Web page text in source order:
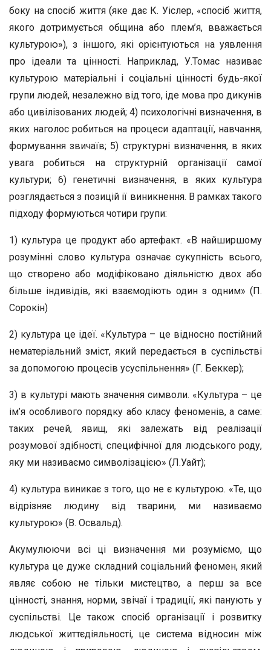
боку на спосіб життя (яке дає К. Уіслер, «спосіб життя,
якого дотримується община або плем’я, вважається
культурою»), з іншого, які орієнтуються на уявлення
про ідеали та цінності. Наприклад, У.Томас називає
культурою матеріальні і соціальні цінності будь-якої
групи людей, незалежно від того, іде мова про дикунів
або цивілізованих людей; 4) психологічні визначення, в
яких наголос робиться на процеси адаптації, навчання,
формування звичаїв; 5) структурні визначення, в яких
увага робиться на структурній організації самої
культури; 6) генетичні визначення, в яких культура
розглядається з позицій ії виникнення. В рамках такого
підходу формуються чотири групи:
1) культура це продукт або артефакт. «В найширшому
розумінні слово культура означає сукупність всього,
що створено або модіфіковано діяльністю двох або
більше індивідів, які взаємодіють один з одним» (П.
Сорокін)
2) культура це ідеї. «Культура – це відносно постійний
нематеріальний зміст, який передається в суспільстві
за допомогою процесів усуспільнення» (Г. Беккер);
3) в культурі мають значення символи. «Культура – це
ім’я особливого порядку або класу феноменів, а саме:
таких речей, явищ, які залежать від реалізації
розумової здібності, специфічної для людського роду,
яку ми називаємо символізацією» (Л.Уайт);
4) культура виникає з того, що не є культурою. «Те, що
відрізняє людину від тварини, ми називаємо
культурою» (В. Освальд).
Акумулюючи всі ці визначення ми розуміємо, що
культура це дуже складний соціальний феномен, який
являє собою не тільки мистецтво, а перш за все
цінності, знання, норми, звічаї і традиції, які панують у
суспільстві. Це також спосіб організації і розвитку
людської життєдіяльності, це система відносин між